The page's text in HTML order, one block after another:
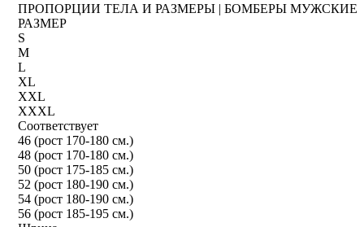
ПРОПОРЦИИ ТЕЛА И РАЗМЕРЫ | БОМБЕРЫ МУЖСКИЕ
РАЗМЕР
S
M
L
XL
XXL
XXXL
Соответствует
46 (рост 170-180 см.)
48 (рост 170-180 см.)
50 (рост 175-185 см.)
52 (рост 180-190 см.)
54 (рост 180-190 см.)
56 (рост 185-195 см.)